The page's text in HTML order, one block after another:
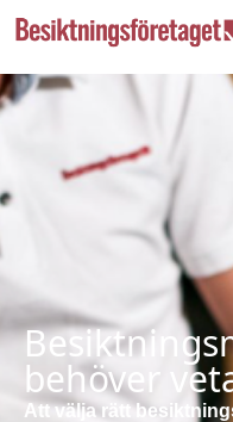
behöver
Att välja rätt